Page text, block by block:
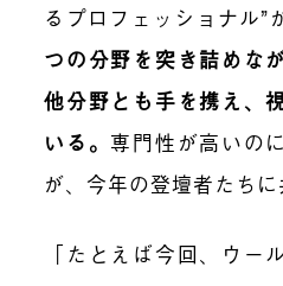
るプロフェッショナル”
つの分野を突き詰めな
他分野とも手を携え、
いる。 専門性が高いの
が、今年の登壇者たちに
「たとえば今回、ウー